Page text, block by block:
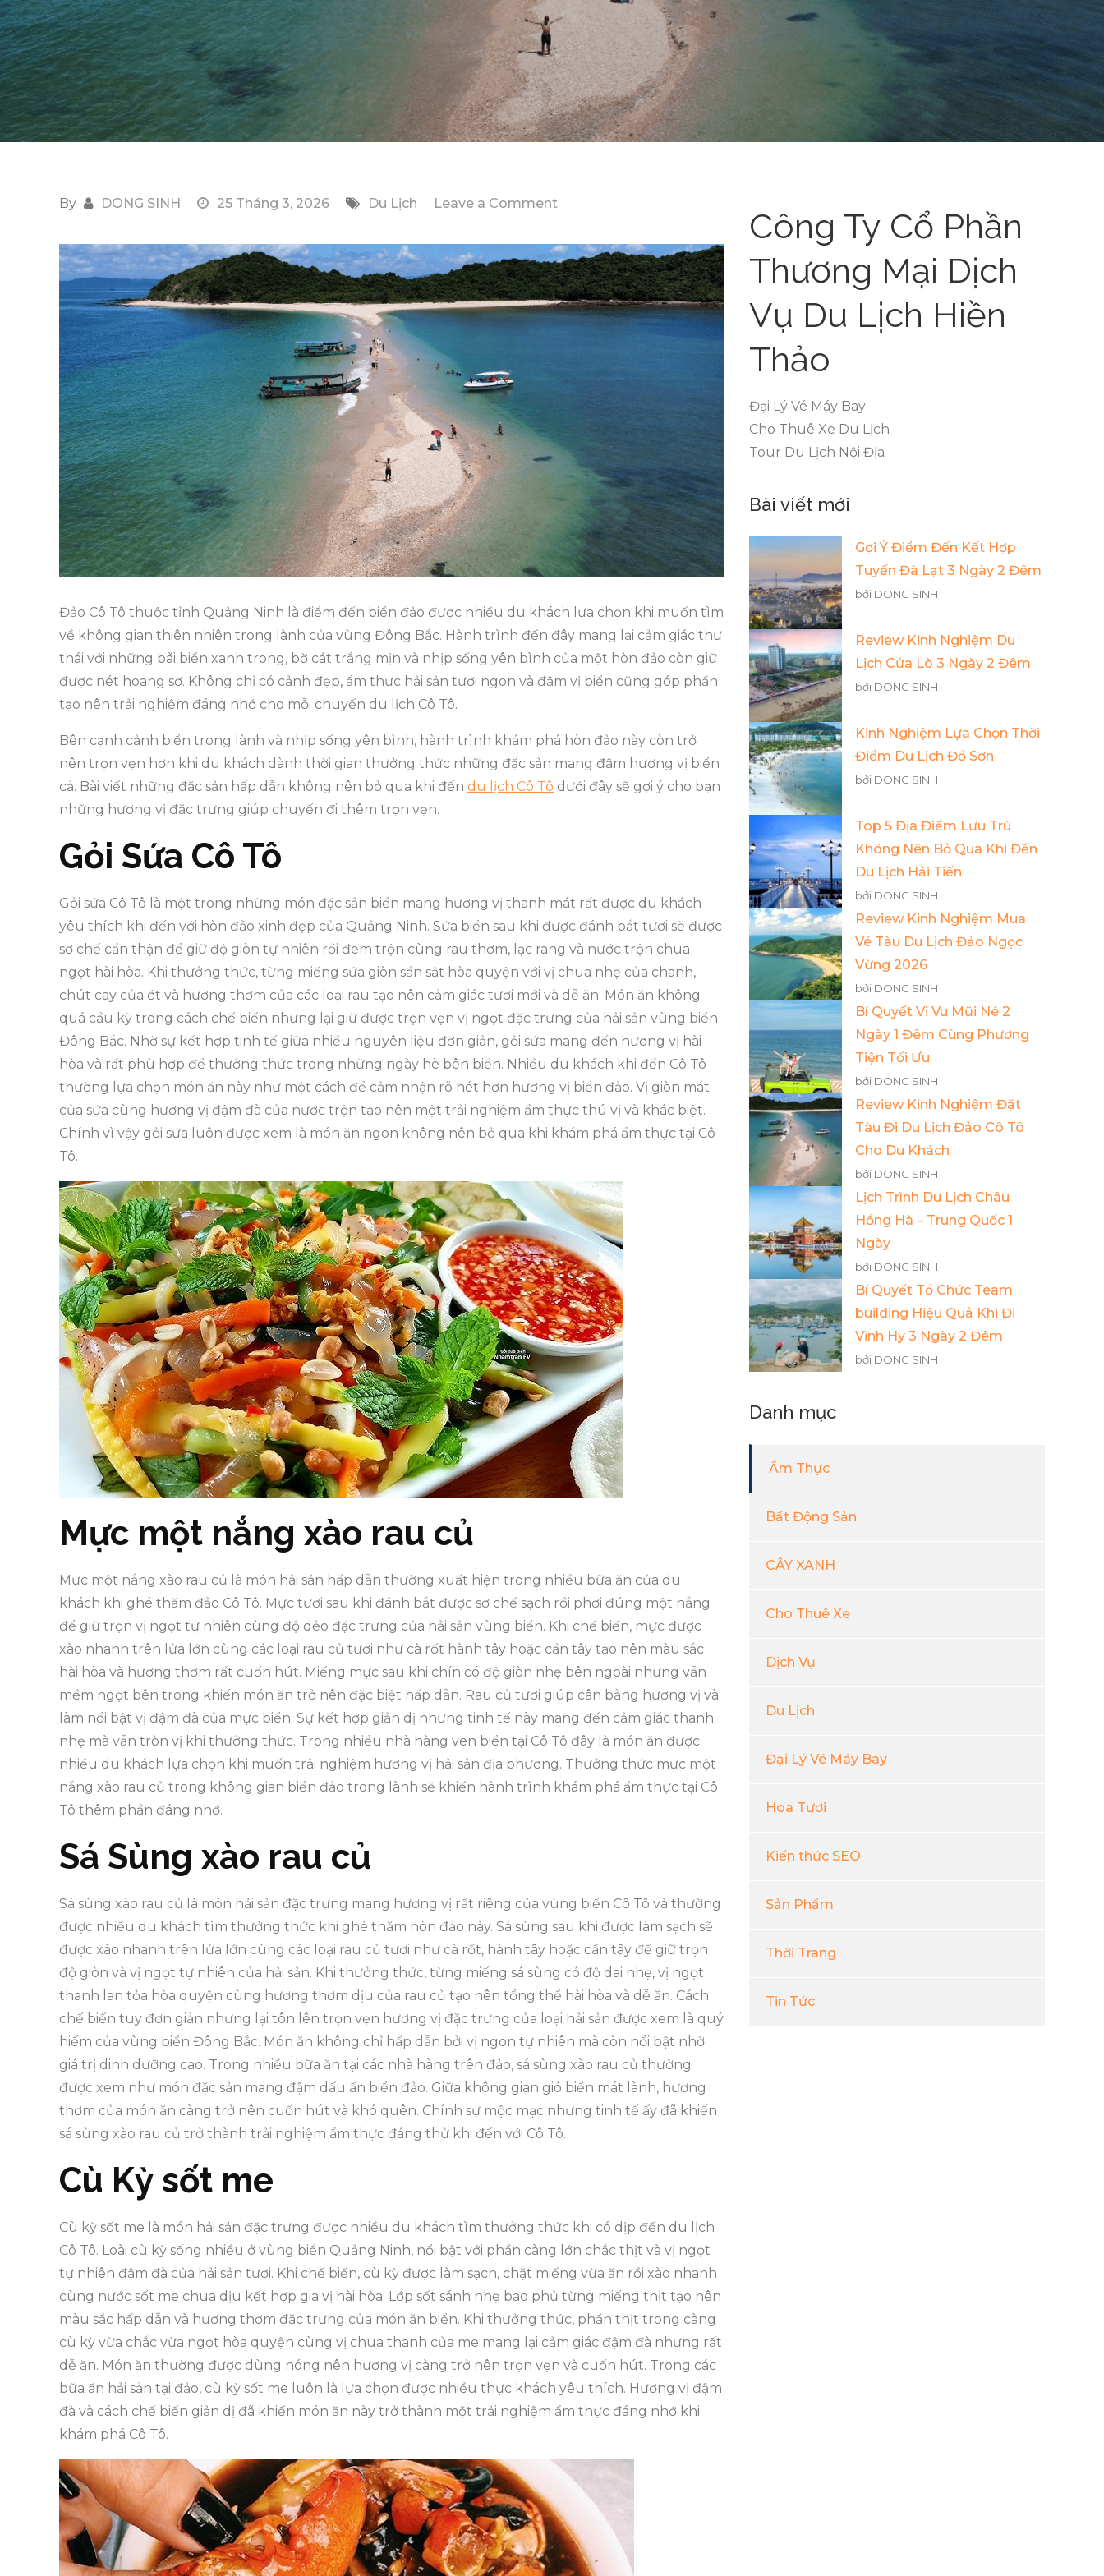
By DONG SINH 25 Tháng 3, 2026 Du Lịch Leave a Comment
Đặc
Sản
Hấp
Dẫn
Bỏ
Qua
Khi
Đến
Du
Lịch
Tô
Đảo Cô Tô thuộc tỉnh Quảng Ninh là điểm đến biển đảo được nhiều du khách lựa chọn khi muốn tìm
về không gian thiên nhiên trong lành của vùng Đông Bắc. Hành trình đến đây mang lại cảm giác thư
thái với những bãi biển xanh trong, bờ cát trắng mịn và nhịp sống yên bình của một hòn đảo còn giữ
được nét hoang sơ. Không chỉ có cảnh đẹp, ẩm thực hải sản tươi ngon và đậm vị biển cũng góp phần
tạo nên trải nghiệm đáng nhớ cho mỗi chuyến du lịch Cô Tô.
Bên cạnh cảnh biển trong lành và nhịp sống yên bình, hành trình khám phá hòn đảo này còn trở
nên trọn vẹn hơn khi du khách dành thời gian thưởng thức những đặc sản mang đậm hương vị biển
cả. Bài viết những đặc sản hấp dẫn không nên bỏ qua khi đến du lịch Cô Tô dưới đây sẽ gợi ý cho bạn
những hương vị đặc trưng giúp chuyến đi thêm trọn vẹn.
Gỏi Sứa Cô Tô
Gỏi sứa Cô Tô là một trong những món đặc sản biển mang hương vị thanh mát rất được du khách
yêu thích khi đến với hòn đảo xinh đẹp của Quảng Ninh. Sứa biển sau khi được đánh bắt tươi sẽ được
sơ chế cẩn thận để giữ độ giòn tự nhiên rồi đem trộn cùng rau thơm, lạc rang và nước trộn chua
ngọt hài hòa. Khi thưởng thức, từng miếng sứa giòn sần sật hòa quyện với vị chua nhẹ của chanh,
chút cay của ớt và hương thơm của các loại rau tạo nên cảm giác tươi mới và dễ ăn. Món ăn không
quá cầu kỳ trong cách chế biến nhưng lại giữ được trọn vẹn vị ngọt đặc trưng của hải sản vùng biển
Đông Bắc. Nhờ sự kết hợp tinh tế giữa nhiều nguyên liệu đơn giản, gỏi sứa mang đến hương vị hài
hòa và rất phù hợp để thưởng thức trong những ngày hè bên biển. Nhiều du khách khi đến Cô Tô
thường lựa chọn món ăn này như một cách để cảm nhận rõ nét hơn hương vị biển đảo. Vị giòn mát
của sứa cùng hương vị đậm đà của nước trộn tạo nên một trải nghiệm ẩm thực thú vị và khác biệt.
Chính vì vậy gỏi sứa luôn được xem là món ăn ngon không nên bỏ qua khi khám phá ẩm thực tại Cô
Tô.
Mực một nắng xào rau củ
Mực một nắng xào rau củ là món hải sản hấp dẫn thường xuất hiện trong nhiều bữa ăn của du
khách khi ghé thăm đảo Cô Tô. Mực tươi sau khi đánh bắt được sơ chế sạch rồi phơi đúng một nắng
để giữ trọn vị ngọt tự nhiên cùng độ dẻo đặc trưng của hải sản vùng biển. Khi chế biến, mực được
xào nhanh trên lửa lớn cùng các loại rau củ tươi như cà rốt hành tây hoặc cần tây tạo nên màu sắc
hài hòa và hương thơm rất cuốn hút. Miếng mực sau khi chín có độ giòn nhẹ bên ngoài nhưng vẫn
mềm ngọt bên trong khiến món ăn trở nên đặc biệt hấp dẫn. Rau củ tươi giúp cân bằng hương vị và
làm nổi bật vị đậm đà của mực biển. Sự kết hợp giản dị nhưng tinh tế này mang đến cảm giác thanh
nhẹ mà vẫn tròn vị khi thưởng thức. Trong nhiều nhà hàng ven biển tại Cô Tô đây là món ăn được
nhiều du khách lựa chọn khi muốn trải nghiệm hương vị hải sản địa phương. Thưởng thức mực một
nắng xào rau củ trong không gian biển đảo trong lành sẽ khiến hành trình khám phá ẩm thực tại Cô
Tô thêm phần đáng nhớ.
Sá Sùng xào rau củ
Sá sùng xào rau củ là món hải sản đặc trưng mang hương vị rất riêng của vùng biển Cô Tô và thường
được nhiều du khách tìm thưởng thức khi ghé thăm hòn đảo này. Sá sùng sau khi được làm sạch sẽ
được xào nhanh trên lửa lớn cùng các loại rau củ tươi như cà rốt, hành tây hoặc cần tây để giữ trọn
độ giòn và vị ngọt tự nhiên của hải sản. Khi thưởng thức, từng miếng sá sùng có độ dai nhẹ, vị ngọt
thanh lan tỏa hòa quyện cùng hương thơm dịu của rau củ tạo nên tổng thể hài hòa và dễ ăn. Cách
chế biến tuy đơn giản nhưng lại tôn lên trọn vẹn hương vị đặc trưng của loại hải sản được xem là quý
hiếm của vùng biển Đông Bắc. Món ăn không chỉ hấp dẫn bởi vị ngon tự nhiên mà còn nổi bật nhờ
giá trị dinh dưỡng cao. Trong nhiều bữa ăn tại các nhà hàng trên đảo, sá sùng xào rau củ thường
được xem như món đặc sản mang đậm dấu ấn biển đảo. Giữa không gian gió biển mát lành, hương
thơm của món ăn càng trở nên cuốn hút và khó quên. Chính sự mộc mạc nhưng tinh tế ấy đã khiến
sá sùng xào rau củ trở thành trải nghiệm ẩm thực đáng thử khi đến với Cô Tô.
Cù Kỳ sốt me
Cù kỳ sốt me là món hải sản đặc trưng được nhiều du khách tìm thưởng thức khi có dịp đến du lịch
Cô Tô. Loài cù kỳ sống nhiều ở vùng biển Quảng Ninh, nổi bật với phần càng lớn chắc thịt và vị ngọt
tự nhiên đậm đà của hải sản tươi. Khi chế biến, cù kỳ được làm sạch, chặt miếng vừa ăn rồi xào nhanh
cùng nước sốt me chua dịu kết hợp gia vị hài hòa. Lớp sốt sánh nhẹ bao phủ từng miếng thịt tạo nên
màu sắc hấp dẫn và hương thơm đặc trưng của món ăn biển. Khi thưởng thức, phần thịt trong càng
cù kỳ vừa chắc vừa ngọt hòa quyện cùng vị chua thanh của me mang lại cảm giác đậm đà nhưng rất
dễ ăn. Món ăn thường được dùng nóng nên hương vị càng trở nên trọn vẹn và cuốn hút. Trong các
bữa ăn hải sản tại đảo, cù kỳ sốt me luôn là lựa chọn được nhiều thực khách yêu thích. Hương vị đậm
đà và cách chế biến giản dị đã khiến món ăn này trở thành một trải nghiệm ẩm thực đáng nhớ khi
khám phá Cô Tô.
Công Ty Cổ Phần
Thương Mại Dịch
Vụ Du Lịch Hiền
Thảo
Đại Lý Vé Máy Bay
Cho Thuê Xe Du Lịch
Tour Du Lịch Nội Địa
Bài viết mới
Gợi Ý Điểm Đến Kết Hợp
Tuyến Đà Lạt 3 Ngày 2 Đêm
bởi DONG SINH
Review Kinh Nghiệm Du
Lịch Cửa Lò 3 Ngày 2 Đêm
bởi DONG SINH
Kinh Nghiệm Lựa Chọn Thời
Điểm Du Lịch Đồ Sơn
bởi DONG SINH
Top 5 Địa Điểm Lưu Trú
Không Nên Bỏ Qua Khi Đến
Du Lịch Hải Tiến
bởi DONG SINH
Review Kinh Nghiệm Mua
Vé Tàu Du Lịch Đảo Ngọc
Vừng 2026
bởi DONG SINH
Bí Quyết Vi Vu Mũi Né 2
Ngày 1 Đêm Cùng Phương
Tiện Tối Ưu
bởi DONG SINH
Review Kinh Nghiệm Đặt
Tàu Đi Du Lịch Đảo Cô Tô
Cho Du Khách
bởi DONG SINH
Lịch Trình Du Lịch Châu
Hồng Hà – Trung Quốc 1
Ngày
bởi DONG SINH
Bí Quyết Tổ Chức Team
building Hiệu Quả Khi Đi
Vĩnh Hy 3 Ngày 2 Đêm
bởi DONG SINH
Danh mục
Ẩm Thực
Bất Động Sản
CÂY XANH
Cho Thuê Xe
Dịch Vụ
Du Lịch
Đại Lý Vé Máy Bay
Hoa Tươi
Kiến thức SEO
Sản Phẩm
Thời Trang
Tin Tức